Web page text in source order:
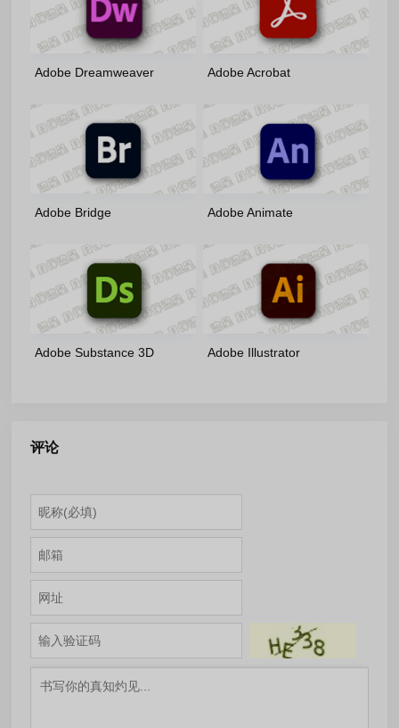
Adobe Dreamweaver
多语言版
Adobe Acrobat
by7997 绿色便携版
Adobe Bridge
by7997 多语言轻量便携版
Adobe Animate
多语言版
Adobe Substance 3D
Adobe Illustrator
评论